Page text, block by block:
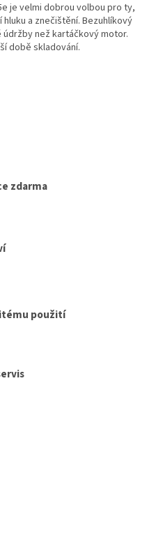
je velmi dobrou volbou pro ty,
a znečištění. Bezuhlíkový
než kartáčkový motor.
době skladování.
zdarma
použití